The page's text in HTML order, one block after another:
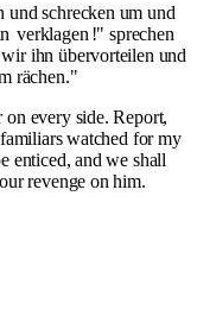
und schrecken um und
verklagen !" sprechen
ihn übervorteilen und
rächen."
every side. Report,
watched for my
enticed, and we shall
revenge on him.